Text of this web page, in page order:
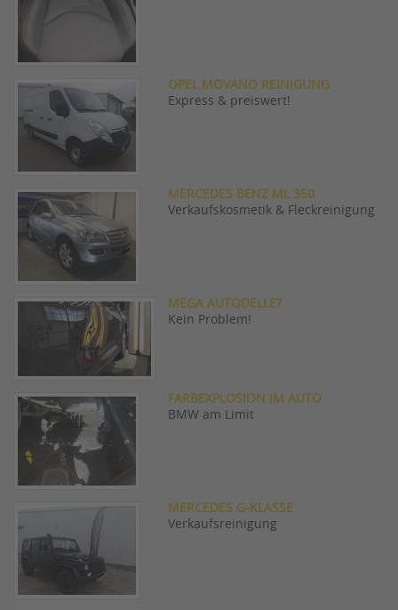
OPEL MOVANO REINIGUNG
Express & preiswert!
MERCEDES BENZ ML 350
Verkaufskosmetik & Fleckreinigung
MEGA AUTODELLE?
Kein Problem!
FARBEXPLOSION IM AUTO
BMW am Limit
MERCEDES G-KLASSE
Verkaufsreinigung